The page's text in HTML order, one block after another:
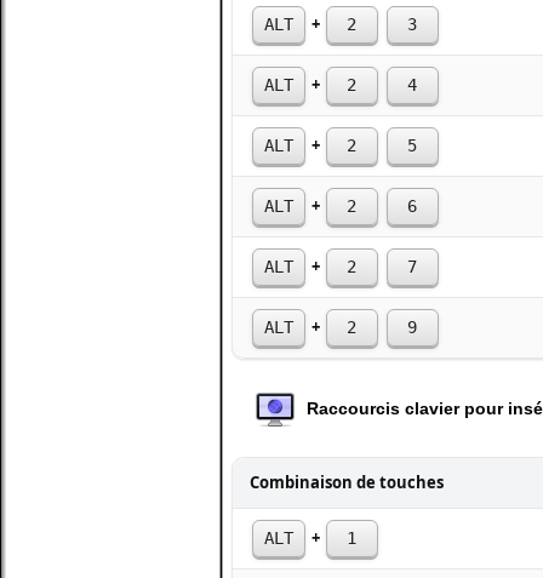
ALT + 2 3
ALT + 2 4
ALT + 2 5
ALT + 2 6
ALT + 2 7
ALT + 2 9
Raccourcis clavier pour
Combinaison de touches
ALT + 1